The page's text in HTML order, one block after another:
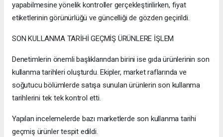
yapabilmesine yönelik kontroller gerçekleştirilirken, fiyat
etiketlerinin görünürlüğü ve güncelliği de gözden geçirildi.
SON KULLANMA TARİHİ GEÇMİŞ ÜRÜNLERE İŞLEM
Denetimlerin önemli başlıklarından birini ise gıda ürünlerinin son
kullanma tarihleri oluşturdu. Ekipler, market raflarında ve
soğutucu bölümlerde satışa sunulan ürünlerin son kullanma
tarihlerini tek tek kontrol etti.
Yapılan incelemelerde bazı marketlerde son kullanma tarihi
geçmiş ürünler tespit edildi.